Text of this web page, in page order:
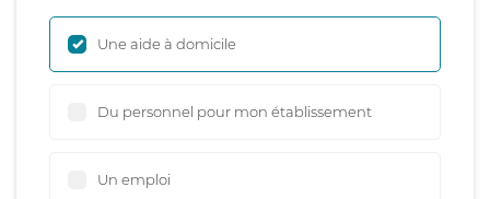
Une aide à domicile
Du personnel pour mon établissement
Un emploi